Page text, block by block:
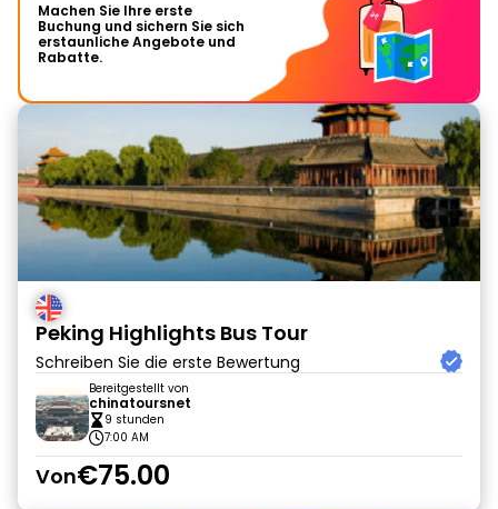
Machen Sie Ihre erste
Buchung und sichern Sie sich
erstaunliche Angebote und
Rabatte.
Peking Highlights Bus Tour
Schreiben Sie die erste Bewertung
Bereitgestellt von
chinatoursnet
9 stunden
7:00 AM
Von€75.00